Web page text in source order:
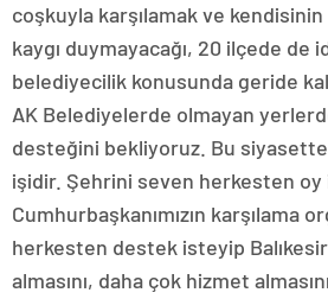
coşkuyla karşılamak ve kendisinin
kaygı duymayacağı, 20 ilçede de
belediyecilik konusunda geride
AK Belediyelerde olmayan
desteğini bekliyoruz. Bu
işidir. Şehrini seven herkesten oy
Cumhurbaşkanımızın karşılama
herkesten destek isteyip
almasını, daha çok hizmet